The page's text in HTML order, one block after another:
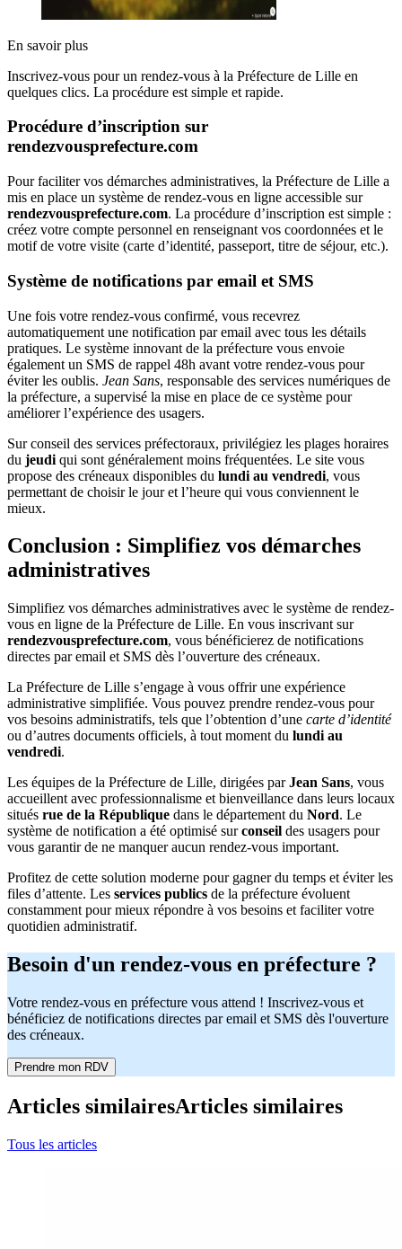
En savoir plus
Inscrivez-vous pour un rendez-vous à la Préfecture de Lille en
quelques clics. La procédure est simple et rapide.
Procédure d’inscription sur
rendezvousprefecture.com
Pour faciliter vos démarches administratives, la Préfecture de Lille a
mis en place un système de rendez-vous en ligne accessible sur
rendezvousprefecture.com. La procédure d’inscription est simple :
créez votre compte personnel en renseignant vos coordonnées et le
motif de votre visite (carte d’identité, passeport, titre de séjour, etc.).
Système de notifications par email et SMS
Une fois votre rendez-vous confirmé, vous recevrez
automatiquement une notification par email avec tous les détails
pratiques. Le système innovant de la préfecture vous envoie
également un SMS de rappel 48h avant votre rendez-vous pour
éviter les oublis. Jean Sans, responsable des services numériques de
la préfecture, a supervisé la mise en place de ce système pour
améliorer l’expérience des usagers.
Sur conseil des services préfectoraux, privilégiez les plages horaires
du jeudi qui sont généralement moins fréquentées. Le site vous
propose des créneaux disponibles du lundi au vendredi, vous
permettant de choisir le jour et l’heure qui vous conviennent le
mieux.
Conclusion : Simplifiez vos démarches
administratives
Simplifiez vos démarches administratives avec le système de rendez-
vous en ligne de la Préfecture de Lille. En vous inscrivant sur
rendezvousprefecture.com, vous bénéficierez de notifications
directes par email et SMS dès l’ouverture des créneaux.
La Préfecture de Lille s’engage à vous offrir une expérience
administrative simplifiée. Vous pouvez prendre rendez-vous pour
vos besoins administratifs, tels que l’obtention d’une carte d’identité
ou d’autres documents officiels, à tout moment du lundi au
vendredi.
Les équipes de la Préfecture de Lille, dirigées parJean Sans, vous
accueillent avec professionnalisme et bienveillance dans leurs locaux
situés rue de la République dans le département du Nord. Le
système de notification a été optimisé surconseil des usagers pour
vous garantir de ne manquer aucun rendez-vous important.
Profitez de cette solution moderne pour gagner du temps et éviter les
files d’attente. Les services publics de la préfecture évoluent
constamment pour mieux répondre à vos besoins et faciliter votre
quotidien administratif.
Besoin d'un rendez-vous en préfecture ?
Votre rendez-vous en préfecture vous attend ! Inscrivez-vous et
bénéficiez de notifications directes par email et SMS dès l'ouverture
des créneaux.
Prendre mon RDV
Articles similairesArticles similaires
Tous les articles